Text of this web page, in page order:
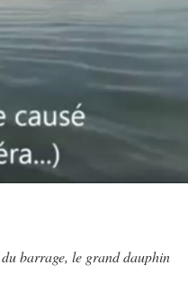
barrage, le grand dauphin